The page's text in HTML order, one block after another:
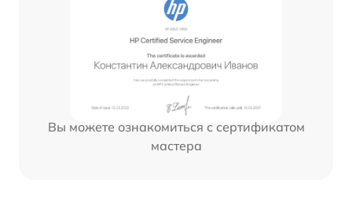
Вы можете ознакомиться с сертификатом
мастера